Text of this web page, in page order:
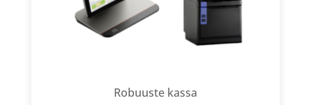
Robuuste kassa